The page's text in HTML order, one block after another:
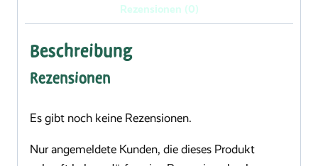
Rezensionen (0)
Beschreibung
Rezensionen
Es gibt noch keine Rezensionen.
Nur angemeldete Kunden, die dieses Produkt